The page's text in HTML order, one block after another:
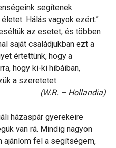
segítenek
Hálás vagyok ezért.”
az esetet, és többen
saját családjukban ezt a
értettünk, hogy a
hogy ki-ki hibáiban,
a szeretetet.
(W.R. – Hollandia)
házaspár gyerekeire
van rá. Mindig nagyon
ajánlom fel a segítségem,